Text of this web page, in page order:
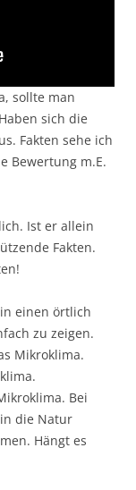
sollte man
sich die
Fakten sehe ich
Bewertung m.E.
Ist er allein
Fakten.
einen örtlich
zu zeigen.
Mikroklima.
Bei
die Natur
Hängt es